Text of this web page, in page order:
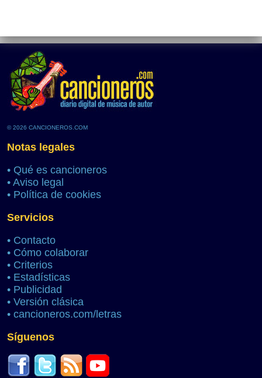
© 2026 CANCIONEROS.COM
Notas legales
• Qué es cancioneros
• Aviso legal
• Política de cookies
Servicios
• Contacto
• Cómo colaborar
• Criterios
• Estadísticas
• Publicidad
• Versión clásica
• cancioneros.com/letras
Síguenos